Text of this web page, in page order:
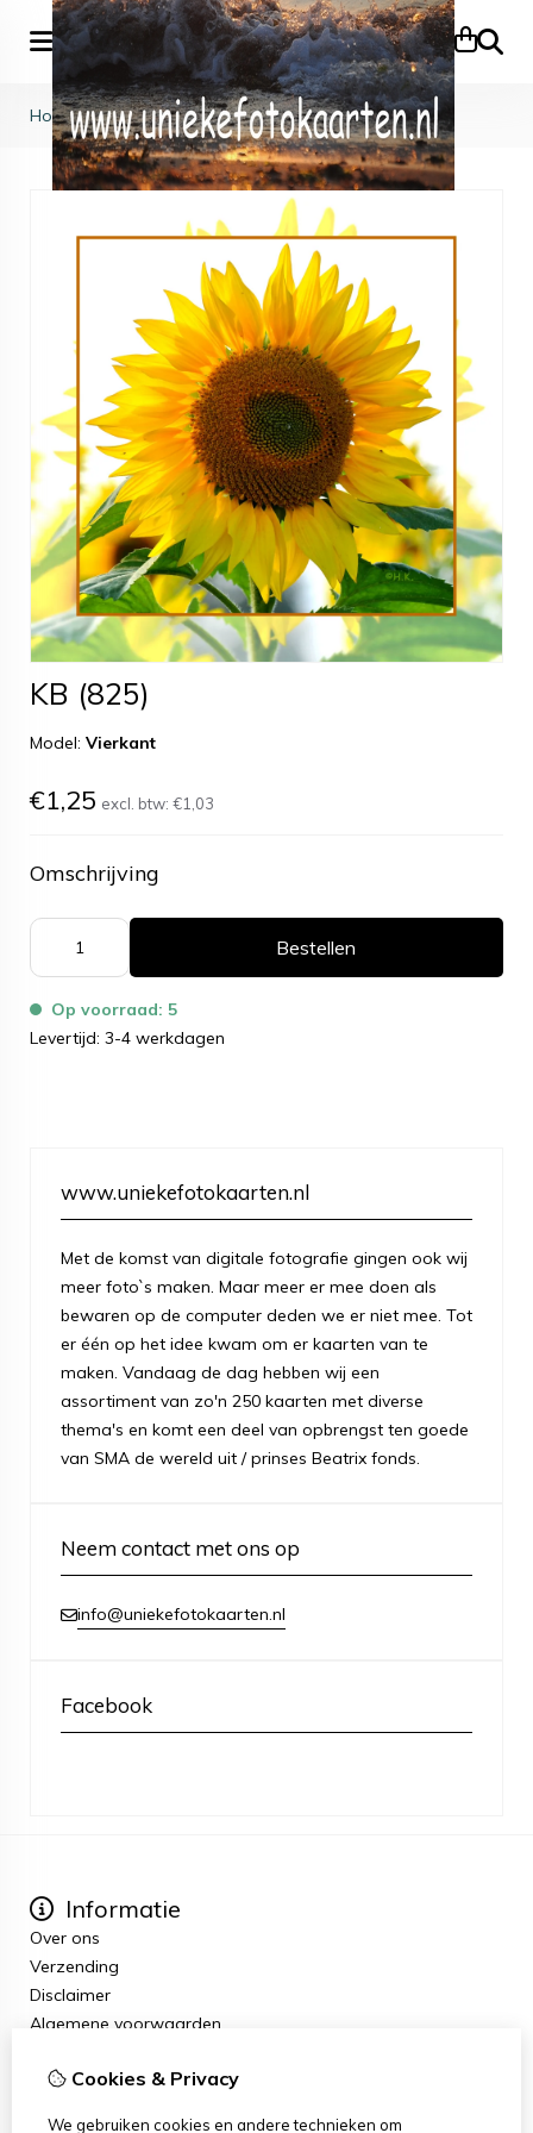
Zoeken
Home>Bloemen>KB (825)
KB (825)
Model: Vierkant
€1,25 excl. btw: €1,03
Omschrijving
Bestellen
Op voorraad: 5
Levertijd: 3-4 werkdagen
www.uniekefotokaarten.nl
Met de komst van digitale fotografie gingen ook wij
meer foto`s maken. Maar meer er mee doen als
bewaren op de computer deden we er niet mee. Tot
er één op het idee kwam om er kaarten van te
maken. Vandaag de dag hebben wij een
assortiment van zo'n 250 kaarten met diverse
thema's en komt een deel van opbrengst ten goede
van SMA de wereld uit / prinses Beatrix fonds.
Neem contact met ons op
info@uniekefotokaarten.nl
Facebook
Informatie
Over ons
Verzending
Disclaimer
Algemene voorwaarden
Cadeaubon
Cookies & Privacy
We gebruiken cookies en andere technieken om